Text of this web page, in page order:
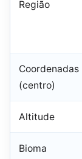
Região
Coordenadas
(centro)
Altitude
Bioma